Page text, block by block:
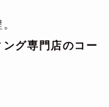
グ専門店のコー